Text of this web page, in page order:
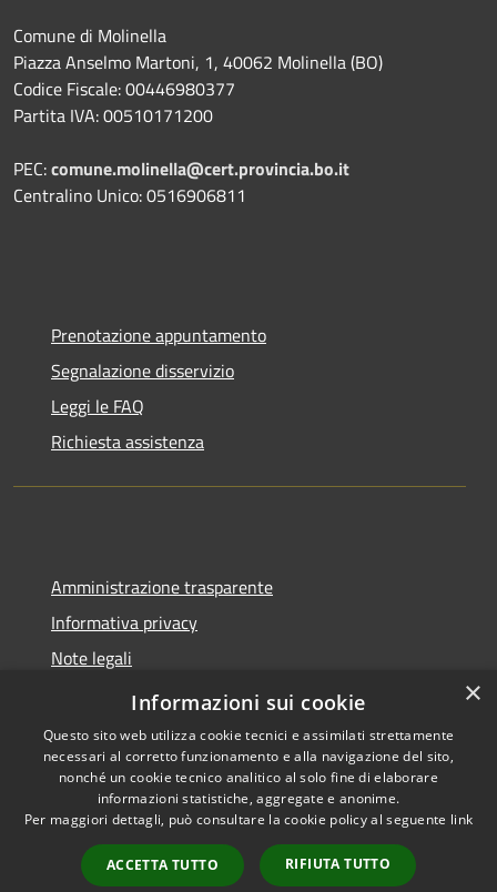
Comune di Molinella
Piazza Anselmo Martoni, 1, 40062 Molinella (BO)
Codice Fiscale: 00446980377
Partita IVA: 00510171200
PEC:comune.molinella@cert.provincia.bo.it
Centralino Unico: 0516906811
Prenotazione appuntamento
Segnalazione disservizio
Leggi le FAQ
Richiesta assistenza
Amministrazione trasparente
Informativa privacy
Note legali
Dichiarazione di accessibilità
Accessibilità
Copyright © 2026 • Comune di
Molinella • Powered by
Municipium•
Accesso
×
Informazioni sui cookie
Questo sito web utilizza cookie tecnici e assimilati strettamente
necessari al corretto funzionamento e alla navigazione del sito,
nonché un cookie tecnico analitico al solo fine di elaborare
informazioni statistiche, aggregate e anonime.
Per maggiori dettagli, può consultare la cookie policy al seguente link
ACCETTA TUTTO RIFIUTA TUTTO